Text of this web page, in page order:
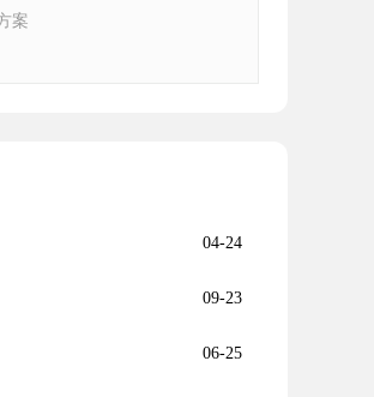
案
04-24
09-23
06-25